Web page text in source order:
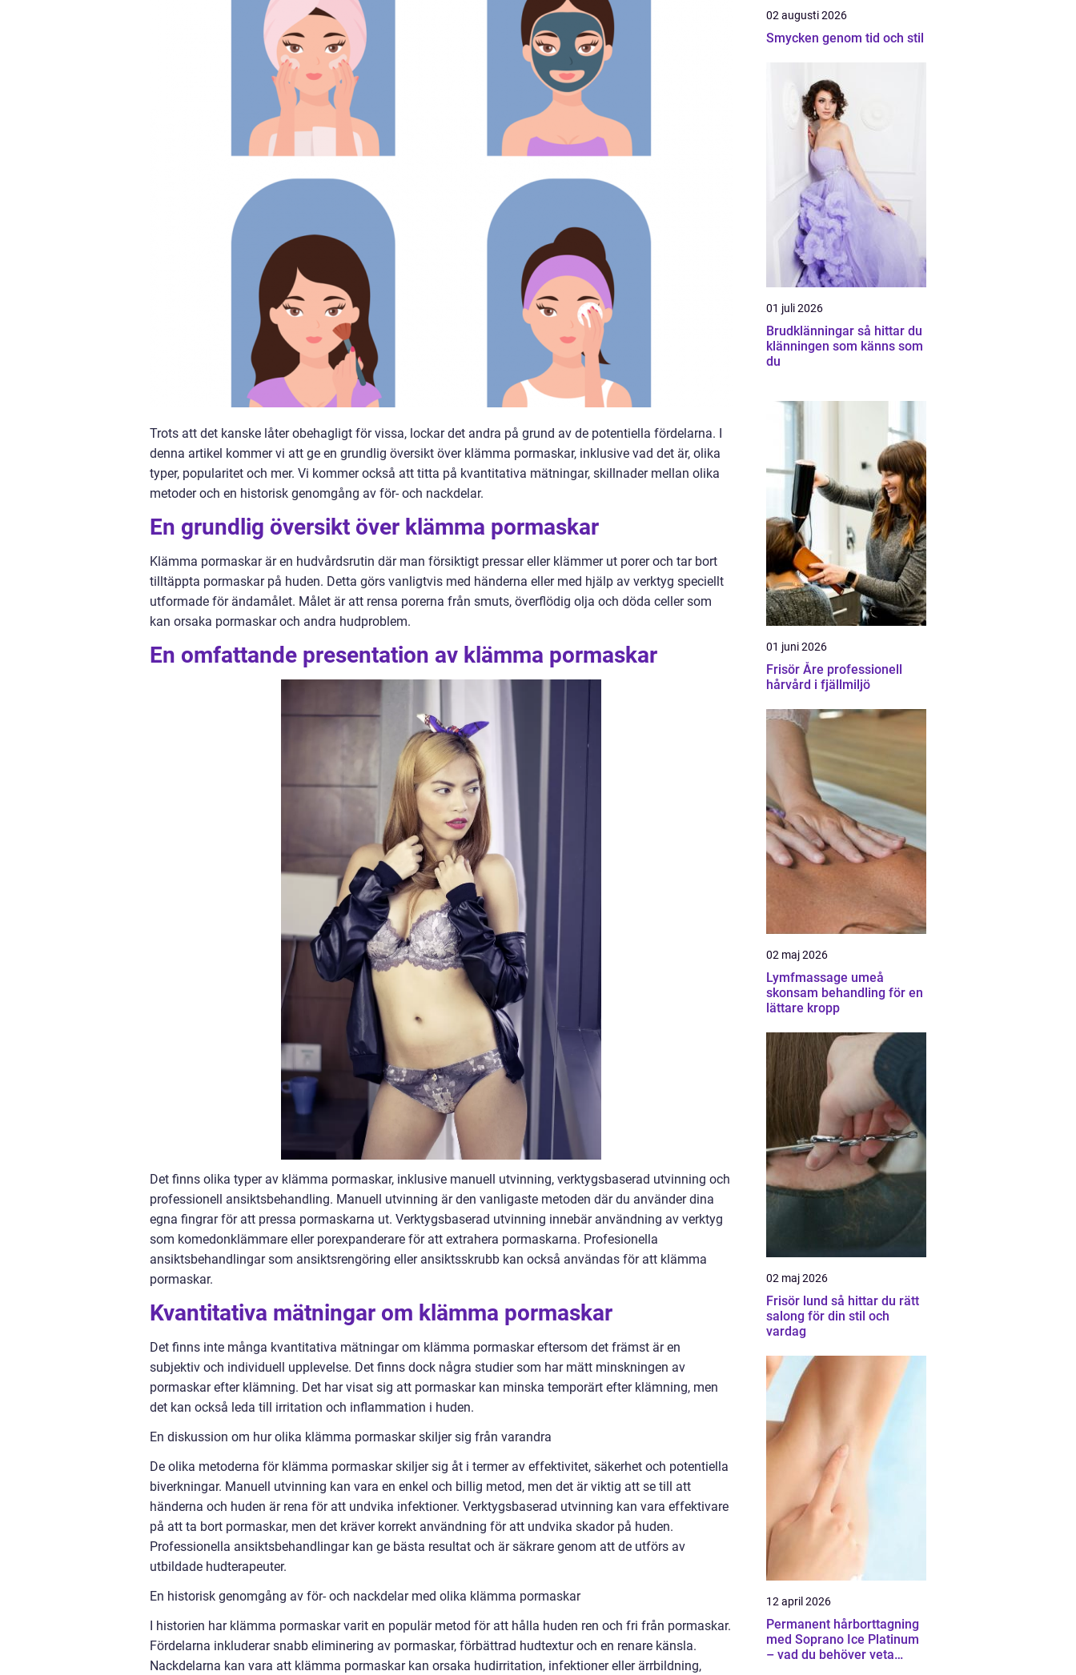
Trots att det kanske låter obehagligt för vissa, lockar det andra på grund av de potentiella fördelarna. I
denna artikel kommer vi att ge en grundlig översikt över klämma pormaskar, inklusive vad det är, olika
typer, popularitet och mer. Vi kommer också att titta på kvantitativa mätningar, skillnader mellan olika
metoder och en historisk genomgång av för- och nackdelar.
En grundlig översikt över klämma pormaskar
Klämma pormaskar är en hudvårdsrutin där man försiktigt pressar eller klämmer ut porer och tar bort
tilltäppta pormaskar på huden. Detta görs vanligtvis med händerna eller med hjälp av verktyg speciellt
utformade för ändamålet. Målet är att rensa porerna från smuts, överflödig olja och döda celler som
kan orsaka pormaskar och andra hudproblem.
En omfattande presentation av klämma pormaskar
Det finns olika typer av klämma pormaskar, inklusive manuell utvinning, verktygsbaserad utvinning och
professionell ansiktsbehandling. Manuell utvinning är den vanligaste metoden där du använder dina
egna fingrar för att pressa pormaskarna ut. Verktygsbaserad utvinning innebär användning av verktyg
som komedonklämmare eller porexpanderare för att extrahera pormaskarna. Profesionella
ansiktsbehandlingar som ansiktsrengöring eller ansiktsskrubb kan också användas för att klämma
pormaskar.
Kvantitativa mätningar om klämma pormaskar
Det finns inte många kvantitativa mätningar om klämma pormaskar eftersom det främst är en
subjektiv och individuell upplevelse. Det finns dock några studier som har mätt minskningen av
pormaskar efter klämning. Det har visat sig att pormaskar kan minska temporärt efter klämning, men
det kan också leda till irritation och inflammation i huden.
En diskussion om hur olika klämma pormaskar skiljer sig från varandra
De olika metoderna för klämma pormaskar skiljer sig åt i termer av effektivitet, säkerhet och potentiella
biverkningar. Manuell utvinning kan vara en enkel och billig metod, men det är viktig att se till att
händerna och huden är rena för att undvika infektioner. Verktygsbaserad utvinning kan vara effektivare
på att ta bort pormaskar, men det kräver korrekt användning för att undvika skador på huden.
Professionella ansiktsbehandlingar kan ge bästa resultat och är säkrare genom att de utförs av
utbildade hudterapeuter.
En historisk genomgång av för- och nackdelar med olika klämma pormaskar
I historien har klämma pormaskar varit en populär metod för att hålla huden ren och fri från pormaskar.
Fördelarna inkluderar snabb eliminering av pormaskar, förbättrad hudtextur och en renare känsla.
Nackdelarna kan vara att klämma pormaskar kan orsaka hudirritation, infektioner eller ärrbildning,
02 augusti 2026
Smycken genom tid och stil
01 juli 2026
Brudklänningar så hittar du
klänningen som känns som
du
01 juni 2026
Frisör Åre professionell
hårvård i fjällmiljö
02 maj 2026
Lymfmassage umeå
skonsam behandling för en
lättare kropp
02 maj 2026
Frisör lund så hittar du rätt
salong för din stil och
vardag
12 april 2026
Permanent hårborttagning
med Soprano Ice Platinum
– vad du behöver veta